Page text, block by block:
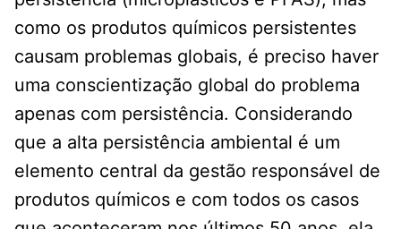
como os produtos químicos persistentes
causam problemas globais, é preciso haver
uma conscientização global do problema
apenas com persistência. Considerando
que a alta persistência ambiental é um
elemento central da gestão responsável de
produtos químicos e com todos os casos